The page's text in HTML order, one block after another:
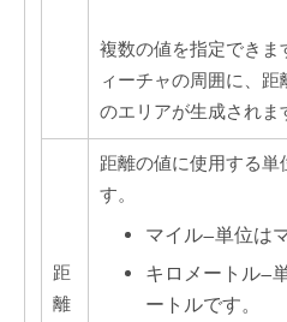
複数の値を指定できま
ィーチャの周囲に、距
のエリアが生成されま
距
離
距離の値に使用する単
す。
マイル—単位は
キロメートル—
ートルです。